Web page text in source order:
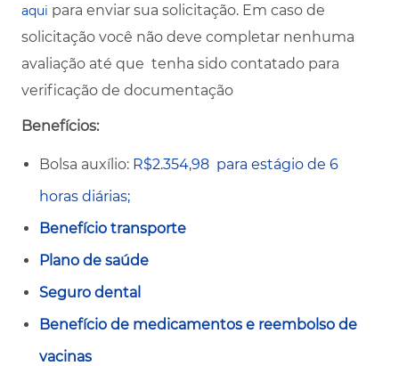
aqui para enviar sua solicitação. Em caso de
solicitação você não deve completar nenhuma
avaliação até que tenha sido contatado para
verificação de documentação
Benefícios:
Bolsa auxílio: R$2.354,98 para estágio de 6
horas diárias;
Benefício transporte
Plano de saúde
Seguro dental
Benefício de medicamentos e reembolso de
vacinas